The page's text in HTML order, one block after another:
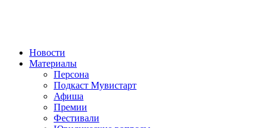
Новости
Материалы
Персона
Подкаст Мувистарт
Афиша
Премии
Фестивали